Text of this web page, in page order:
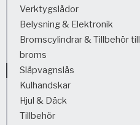
Verktygslådor
Belysning & Elektronik
Bromscylindrar & Tillbehör till
broms
Släpvagnslås
Kulhandskar
Hjul & Däck
Tillbehör